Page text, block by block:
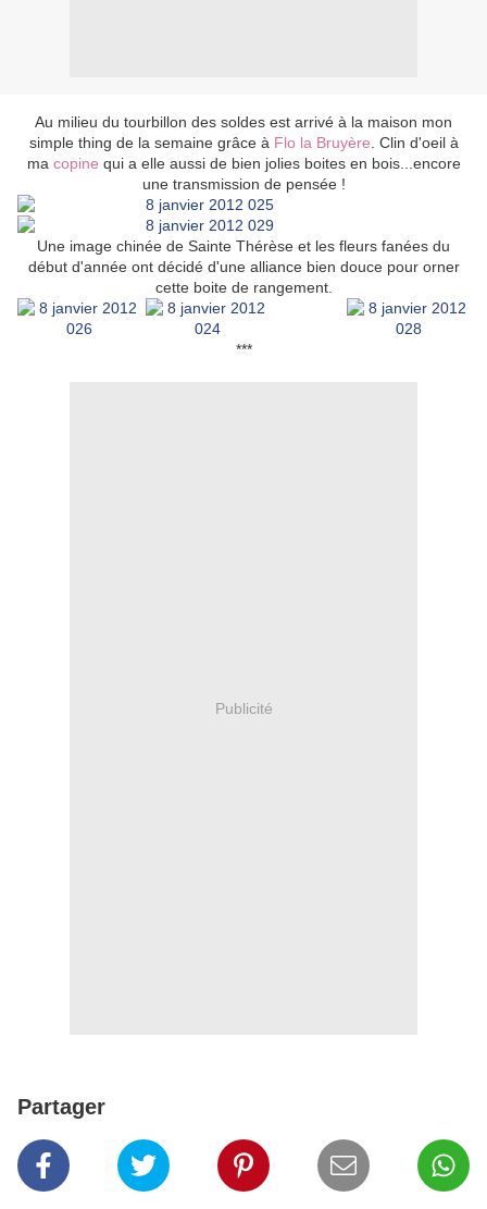
Au milieu du tourbillon des soldes est arrivé à la maison mon
simple thing de la semaine grâce à Flo la Bruyère Clin d'oeil à
ma copine qui a elle aussi de bien jolies boites en bois...encore
une transmission de pensée !
Une image chinée de Sainte Thérèse et les fleurs fanées du
début d'année ont décidé d'une alliance bien douce pour orner
cette boite de rangement.
***
Publicité
Partager